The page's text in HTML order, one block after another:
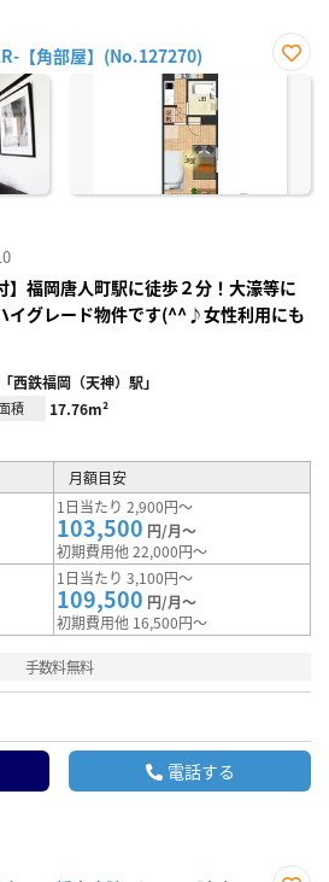
【角部屋】(No.127270)
お気
】福岡唐人町駅に徒歩２分！大濠等に
イグレード物件です(^^♪女性利用にも
西鉄福岡（天神）駅」
積 17.76m²
月額目安
1日当たり 2,900円～
103,500 円/月～
初期費用他 22,000円～
1日当たり 3,100円～
109,500 円/月～
初期費用他 16,500円～
手数料無料
電話する